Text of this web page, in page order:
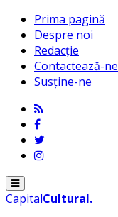
Prima pagină
Despre noi
Redacție
Contactează-ne
Susține-ne
Menu
CapitalCultural.